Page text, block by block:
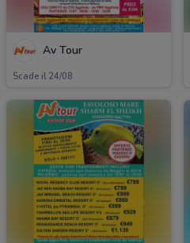
Av Tour
Scade il 24/08